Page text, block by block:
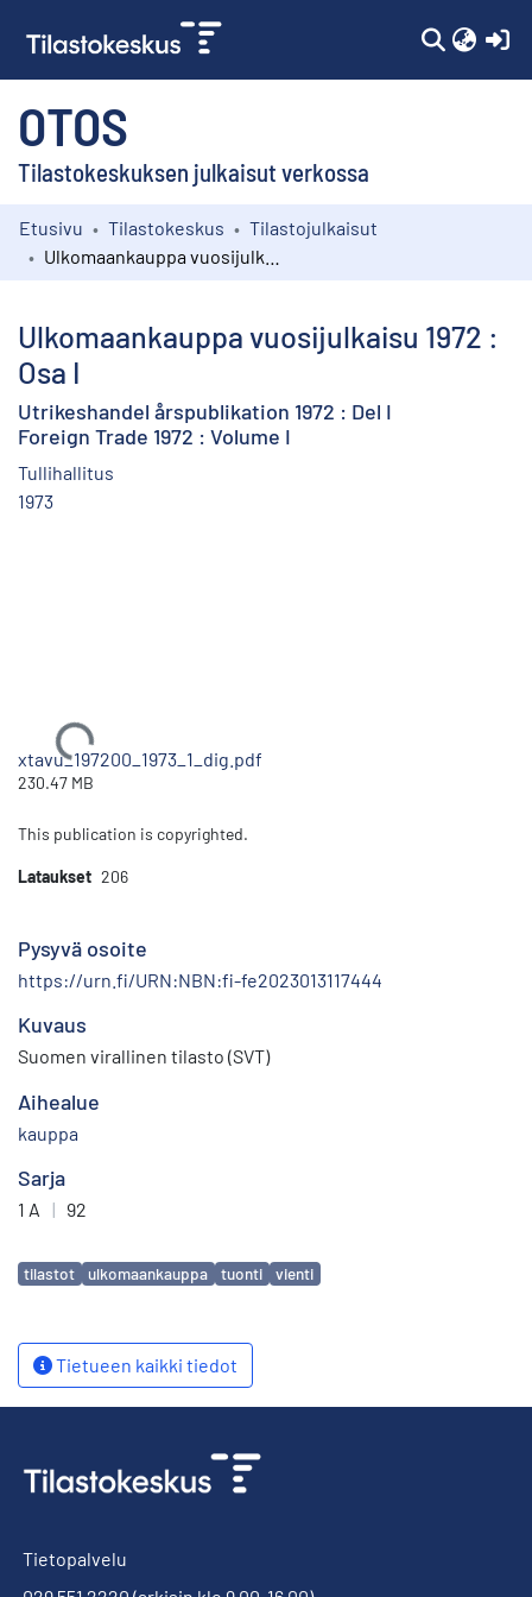
OTOS
Tilastokeskuksen julkaisut verkossa
Kokoelmat
Etusivu Tilastokeskus
Tilastojulkaisut
Ulkomaankauppa vuosijulkaisu 1972 :
Osa I
Utrikeshandel årspublikation 1972 : Del I
Foreign Trade 1972 : Volume I
Tullihallitus
1973
Ladataan...
xtavu_197200_1973_1_dig.pdf
230.47 MB
This publication is copyrighted.
Lataukset 206
Pysyvä osoite
https://urn.fi/URN:NBN:fi-fe2023013117444
Kuvaus
Suomen virallinen tilasto (SVT)
Aihealue
kauppa
Sarja
1 A | 92
Avainsanat
tilastot ulkomaankauppa tuonti vienti
Tietueen kaikki tiedot
Tietopalvelu